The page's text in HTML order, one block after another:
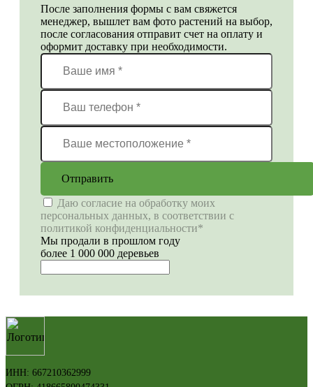
После заполнения формы с вам свяжется
менеджер, вышлет вам фото растений на выбор,
после согласования отправит счет на оплату и
оформит доставку при необходимости.
Отправить
Даю согласие на обработку моих
персональных данных, в соответствии с
политикой конфиденциальности*
Мы продали в прошлом году
более 1 000 000 деревьев
ИНН: 667210362999